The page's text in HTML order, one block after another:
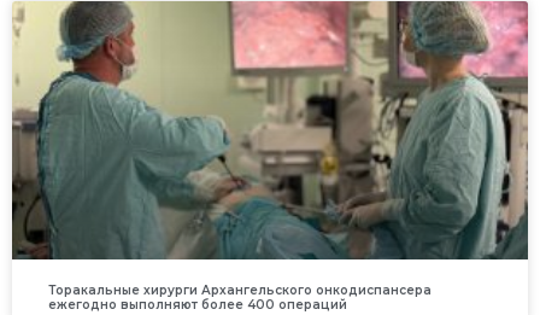
Торакальные хирурги Архангельского онкодиспансера
ежегодно выполняют более 400 операций